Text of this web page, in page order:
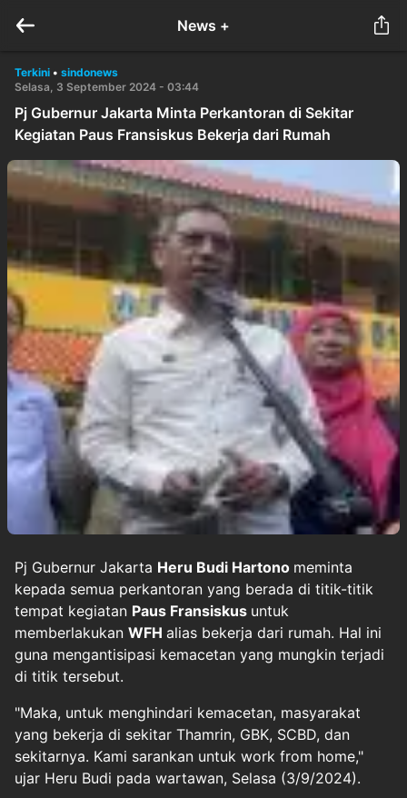
News +
Terkini • sindonews
Selasa, 3 September 2024 - 03:44
Pj Gubernur Jakarta Minta Perkantoran di Sekitar
Kegiatan Paus Fransiskus Bekerja dari Rumah
Pj Gubernur Jakarta Heru Budi Hartono meminta
kepada semua perkantoran yang berada di titik-titik
tempat kegiatan Paus Fransiskus untuk
memberlakukan WFH alias bekerja dari rumah. Hal ini
guna mengantisipasi kemacetan yang mungkin terjadi
di titik tersebut.
"Maka, untuk menghindari kemacetan, masyarakat
yang bekerja di sekitar Thamrin, GBK, SCBD, dan
sekitarnya. Kami sarankan untuk work from home,"
ujar Heru Budi pada wartawan, Selasa (3/9/2024).